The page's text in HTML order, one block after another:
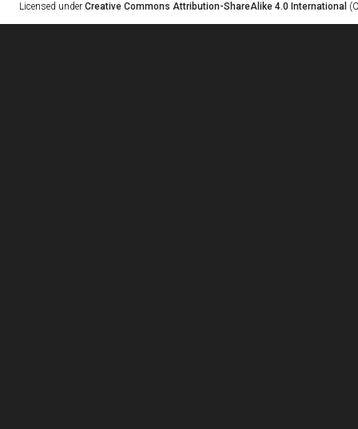
Licensed under Creative Commons Attribution-ShareAlike 4.0 International